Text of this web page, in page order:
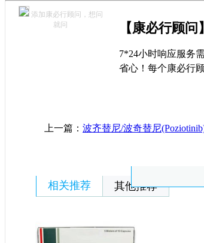
添加康必行顾问，想问
就问
【康必行顾问】
7*24小时响应服务
省心！每个康必行
上一篇： 波齐替尼/波奇替尼(Poziotinib)的剂量方案以
相关推荐 其他推荐